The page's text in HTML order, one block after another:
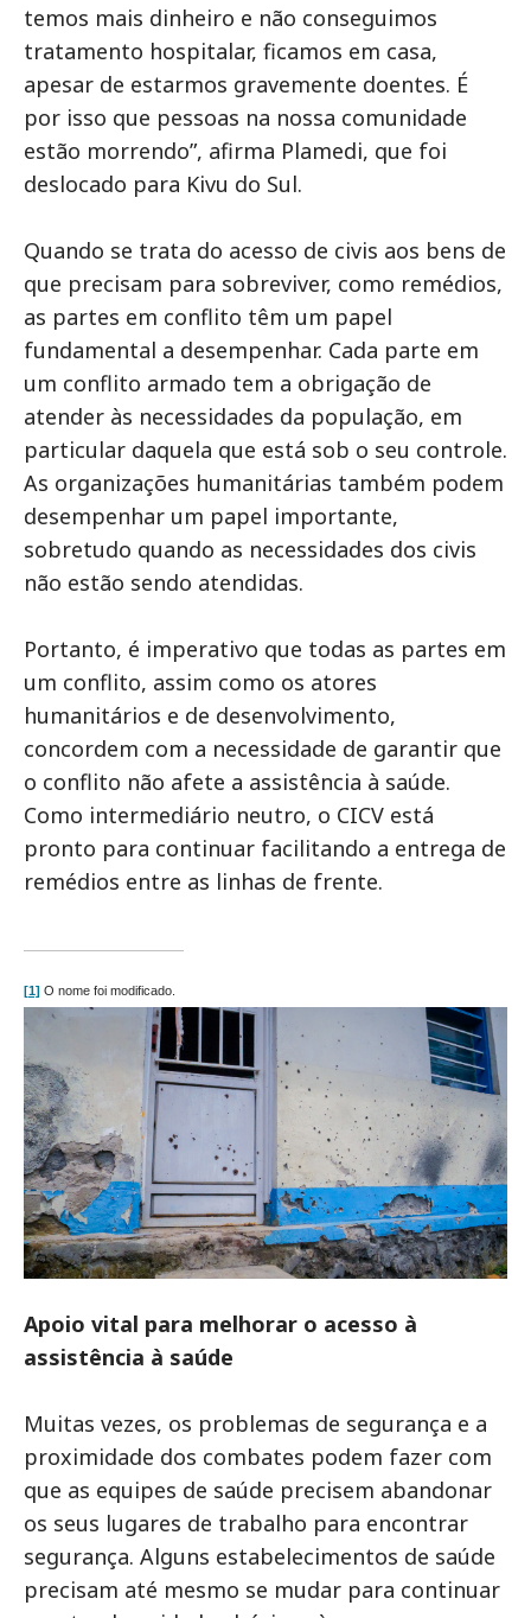
temos mais dinheiro e não conseguimos
tratamento hospitalar, ficamos em casa,
apesar de estarmos gravemente doentes. É
por isso que pessoas na nossa comunidade
estão morrendo”, afirma Plamedi, que foi
deslocado para Kivu do Sul.
Quando se trata do acesso de civis aos bens de
que precisam para sobreviver, como remédios,
as partes em conflito têm um papel
fundamental a desempenhar. Cada parte em
um conflito armado tem a obrigação de
atender às necessidades da população, em
particular daquela que está sob o seu controle.
As organizações humanitárias também podem
desempenhar um papel importante,
sobretudo quando as necessidades dos civis
não estão sendo atendidas.
Portanto, é imperativo que todas as partes em
um conflito, assim como os atores
humanitários e de desenvolvimento,
concordem com a necessidade de garantir que
o conflito não afete a assistência à saúde.
Como intermediário neutro, o CICV está
pronto para continuar facilitando a entrega de
remédios entre as linhas de frente.
[1] O nome foi modificado.
Apoio vital para melhorar o acesso à
assistência à saúde
Muitas vezes, os problemas de segurança e a
proximidade dos combates podem fazer com
que as equipes de saúde precisem abandonar
os seus lugares de trabalho para encontrar
segurança. Alguns estabelecimentos de saúde
precisam até mesmo se mudar para continuar